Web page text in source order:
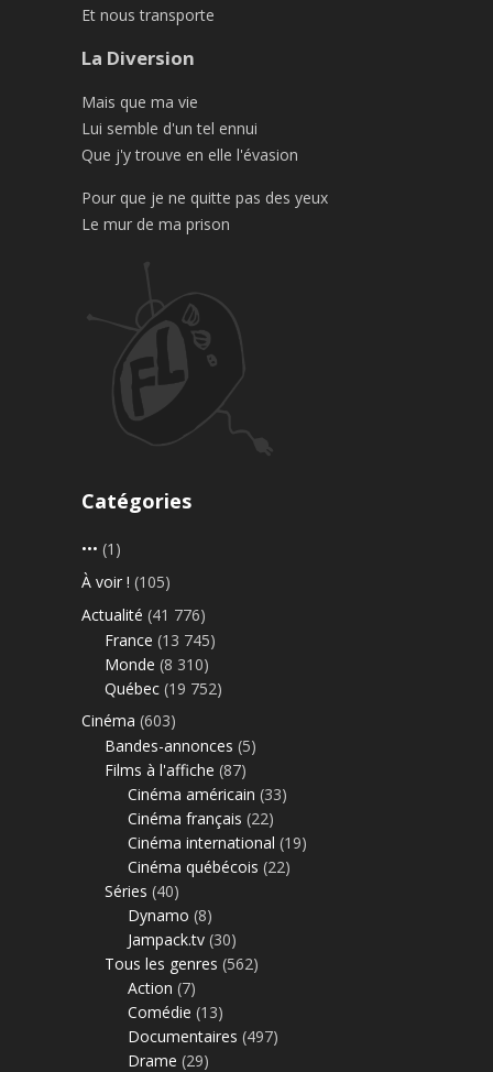
Et nous transporte
La Diversion
Mais que ma vie
Lui semble d'un tel ennui
Que j'y trouve en elle l'évasion
Pour que je ne quitte pas des yeux
Le mur de ma prison
Catégories
••• (1)
À voir ! (105)
Actualité (41 776)
France (13 745)
Monde (8 310)
Québec (19 752)
Cinéma (603)
Bandes-annonces (5)
Films à l'affiche (87)
Cinéma américain (33)
Cinéma français (22)
Cinéma international (19)
Cinéma québécois (22)
Séries (40)
Dynamo (8)
Jampack.tv (30)
Tous les genres (562)
Action (7)
Comédie (13)
Documentaires (497)
Drame (29)